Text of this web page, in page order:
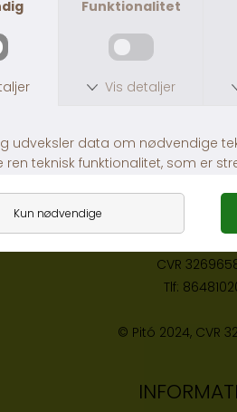
Pitó
CVR
Tlf:
© Pitó 2024, CVR